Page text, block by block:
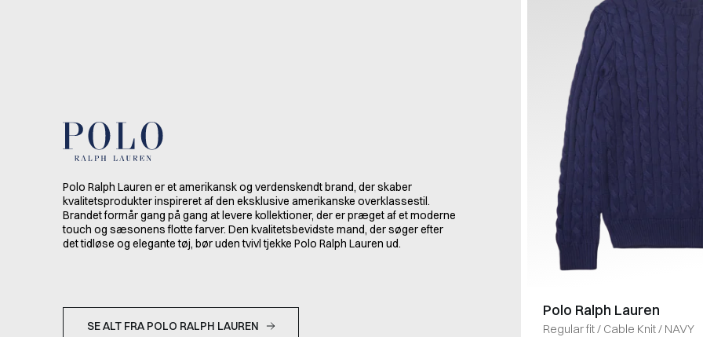
Polo Ralph Lauren er et amerikansk og verdenskendt brand, der skaber
kvalitetsprodukter inspireret af den eksklusive amerikanske overklassestil.
Brandet formår gang på gang at levere kollektioner, der er præget af et moderne
touch og sæsonens flotte farver. Den kvalitetsbevidste mand, der søger efter
det tidløse og elegante tøj, bør uden tvivl tjekke Polo Ralph Lauren ud.
SE ALT FRA POLO RALPH LAUREN
Polo Ralph Lauren
Regular fit/ Cable Knit/ NAVY